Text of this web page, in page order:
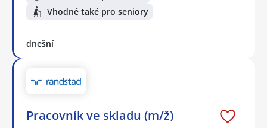
Vhodné také pro seniory
dnešní
Pracovník ve skladu (m/ž)